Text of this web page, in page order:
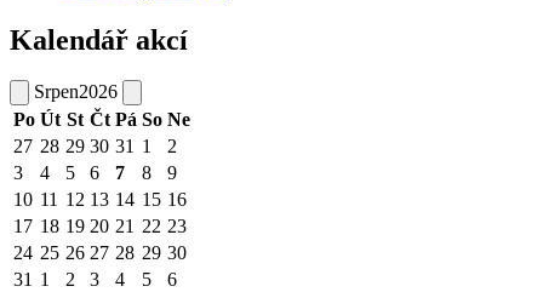
Kalendář akcí
Srpen2026
Po Út St Čt Pá So Ne
27 28 29 30 31 1
2
3
4 5 6 7 8
9
10 11 12 13 14 15 16
17 18 19 20 21 22 23
24 25 26 27 28 29 30
31 1 2 3 4 5 6